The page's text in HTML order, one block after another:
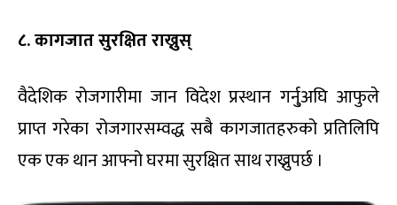
८. कागजात सुरक्षित राख्नुस्
वैदेशिक रोजगारीमा जान विदेश प्रस्थान गर्नु्अघि आफुले
प्राप्त गरेका रोजगारसम्वद्ध सबै कागजातहरुको प्रतिलिपि
एक एक थान आफ्नो घरमा सुरक्षित साथ राख्नुपर्छ ।